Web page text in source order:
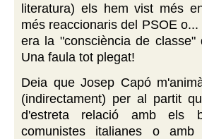
literatura) els hem vist més
més reaccionaris del PSOE
era la "consciència de
Una faula tot plegat!
Deia que Josep Capó
(indirectament) per al partit
d'estreta relació amb els
comunistes italianes o